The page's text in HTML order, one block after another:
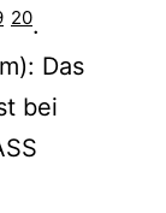
20.
Das
bei